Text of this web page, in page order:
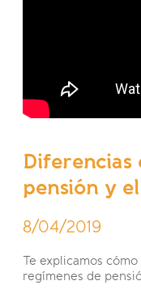
Diferencias
pensión y
8/04/2019
Te explicamos
regímenes de